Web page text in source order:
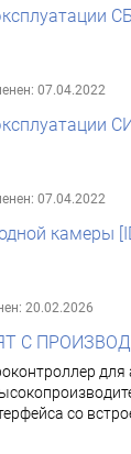
07.04.2022
07.04.2022
камеры
20.02.2026
С
со